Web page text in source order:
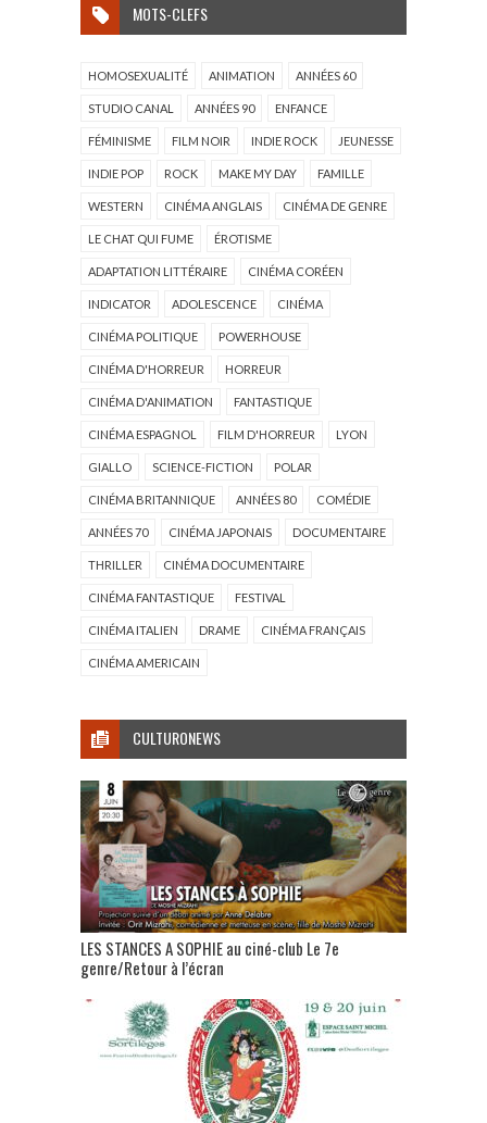
MOTS-CLEFS
HOMOSEXUALITÉ ANIMATION ANNÉES 60
STUDIO CANAL ANNÉES 90 ENFANCE
FÉMINISME FILM NOIR INDIE ROCK JEUNESSE
INDIE POP ROCK MAKE MY DAY FAMILLE
WESTERN CINÉMA ANGLAIS CINÉMA DE GENRE
LE CHAT QUI FUME ÉROTISME
ADAPTATION LITTÉRAIRE CINÉMA CORÉEN
INDICATOR ADOLESCENCE CINÉMA
CINÉMA POLITIQUE POWERHOUSE
CINÉMA D'HORREUR HORREUR
CINÉMA D'ANIMATION FANTASTIQUE
CINÉMA ESPAGNOL FILM D'HORREUR LYON
GIALLO SCIENCE-FICTION POLAR
CINÉMA BRITANNIQUE ANNÉES 80 COMÉDIE
ANNÉES 70 CINÉMA JAPONAIS DOCUMENTAIRE
THRILLER CINÉMA DOCUMENTAIRE
CINÉMA FANTASTIQUE FESTIVAL
CINÉMA ITALIEN DRAME CINÉMA FRANÇAIS
CINÉMA AMERICAIN
CULTURONEWS
LES STANCES A SOPHIE au ciné-club Le 7e
genre/Retour à l’écran